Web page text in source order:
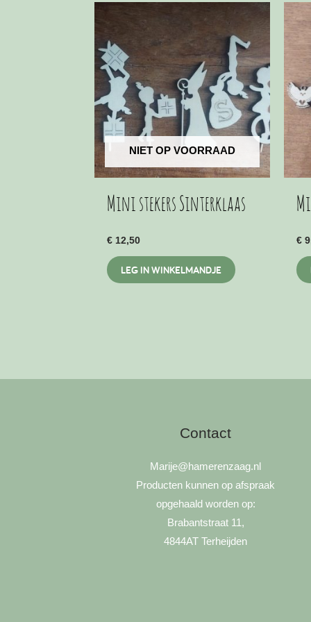
NIET OP VOORRAAD
Mini stekers Sinterklaas
€ 12,50
LEG IN WINKELMANDJE
€
Contact
Marije@hamerenzaag.nl
Producten kunnen op afspraak
opgehaald worden op:
Brabantstraat 11,
4844AT Terheijden